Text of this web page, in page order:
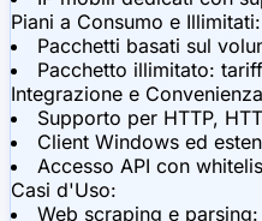
Piani a Consumo e Illimitati:
Pacchetti basati sul
Pacchetto illimitato:
Integrazione e
Supporto per HTTP,
Client Windows ed
Accesso API con
Casi d'Uso:
Web scraping e